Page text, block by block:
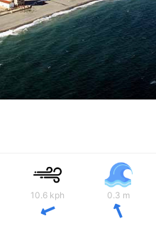
10.6 kph 0.3 m